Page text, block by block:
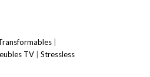
|
TV| Stressless